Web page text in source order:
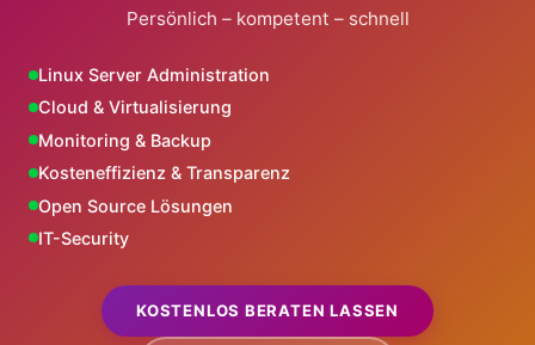
Persönlich – kompetent – schnell
Linux Server Administration
Cloud & Virtualisierung
Monitoring & Backup
Kosteneffizienz & Transparenz
Open Source Lösungen
IT-Security
KOSTENLOS BERATEN LASSEN